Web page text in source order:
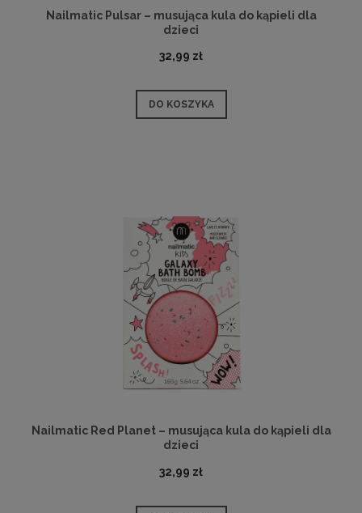
Nailmatic Pulsar – musująca kula do kąpieli dla
dzieci
32,99 zł
DO KOSZYKA
Nailmatic Red Planet – musująca kula do kąpieli dla
dzieci
32,99 zł